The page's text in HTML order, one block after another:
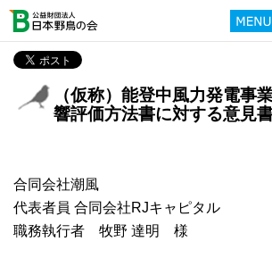
（仮称）能登中風力発電事
響評価方法書に対する意見
合同会社潮風
代表者員 合同会社RJキャピタル
職務執行者 牧野 達明 様